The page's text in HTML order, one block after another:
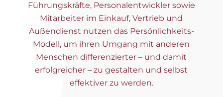
Führungskräfte, Personalentwickler sowie
Mitarbeiter im Einkauf, Vertrieb und
Außendienst nutzen das Persönlichkeits-
Modell, um ihren Umgang mit anderen
Menschen differenzierter – und damit
erfolgreicher – zu gestalten und selbst
effektiver zu werden.